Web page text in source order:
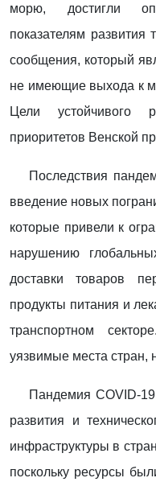
морю, достигли
показателям развития
сообщения, который
не имеющие выхода к
Цели устойчивого
приоритетов Венской
Последствия
введение новых
которые привели к
нарушению
доставки товаров
продукты питания и
транспортном
уязвимые места
Пандемия COVID-
развития и
инфраструктуры в
поскольку ресурсы